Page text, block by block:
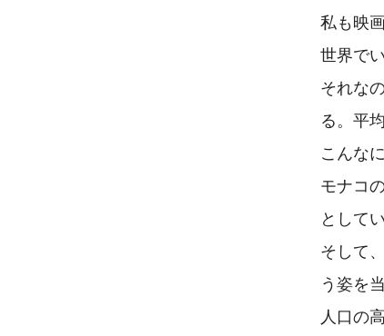
私も映
世界で
それな
る。平
こんな
モナコ
として
そして
う姿を
人口の